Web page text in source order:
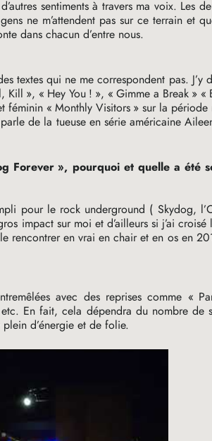
sentiments à travers ma voix. Les
ne m’attendent pas sur ce terrain et
dans chacun d’entre nous.
textes qui ne me correspondent pas. J’y
Kill », « Hey You ! », « Gimme a Break » «
féminin « Monthly Visitors » sur la période
de la tueuse en série américaine
Forever », pourquoi et quelle a été
pour le rock underground ( Skydog,
impact sur moi et d’ailleurs si j’ai croisé
rencontrer en vrai en chair et en os en
avec des reprises comme «
En fait, cela dépendra du nombre de
d’énergie et de folie.